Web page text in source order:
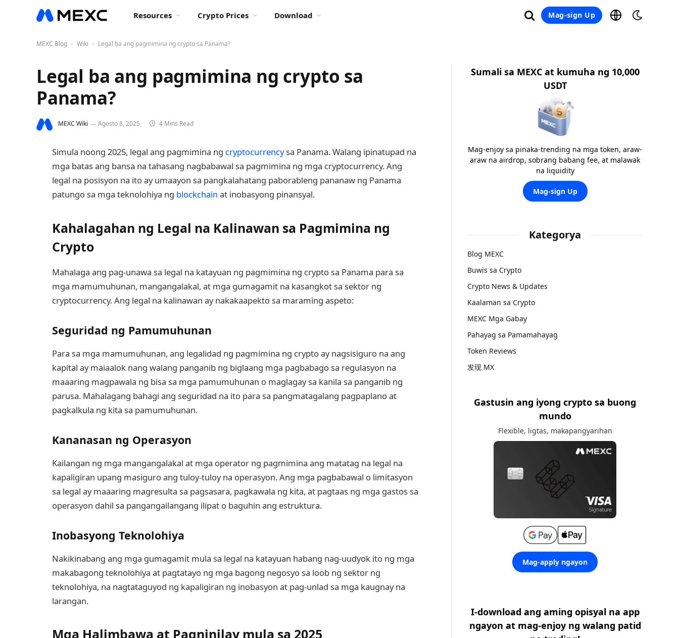
Resources Crypto Prices Download Mag-sign Up
MEXC Blog - Wiki - Legal ba ang pagmimina ng crypto sa Panama?
Legal ba ang pagmimina ng crypto sa
Panama?
MEXC Wiki Agosto 8, 2025 4 Mins Read
Simula noong 2025, legal ang pagmimina ng cryptocurrencysa Panama. Walang ipinatupad na
mga batas ang bansa na tahasang nagbabawal sa pagmimina ng mga cryptocurrency. Ang
legal na posisyon na ito ay umaayon sa pangkalahatang paborableng pananaw ng Panama
patungo sa mga teknolohiya ng blockchain at inobasyong pinansyal.
Kahalagahan ng Legal na Kalinawan sa Pagmimina ng
Crypto
Mahalaga ang pag-unawa sa legal na katayuan ng pagmimina ng crypto sa Panama para sa
mga mamumuhunan, mangangalakal, at mga gumagamit na kasangkot sa sektor ng
cryptocurrency. Ang legal na kalinawan ay nakakaapekto sa maraming aspeto:
Seguridad ng Pamumuhunan
Para sa mga mamumuhunan, ang legalidad ng pagmimina ng crypto ay nagsisiguro na ang
kapital ay maiaalok nang walang panganib ng biglaang mga pagbabago sa regulasyon na
maaaring magpawala ng bisa sa mga pamumuhunan o maglagay sa kanila sa panganib ng
parusa. Mahalagang bahagi ang seguridad na ito para sa pangmatagalang pagpaplano at
pagkalkula ng kita sa pamumuhunan.
Kananasan ng Operasyon
Kailangan ng mga mangangalakal at mga operator ng pagmimina ang matatag na legal na
kapaligiran upang masiguro ang tuloy-tuloy na operasyon. Ang mga pagbabawal o limitasyon
sa legal ay maaaring magresulta sa pagsasara, pagkawala ng kita, at pagtaas ng mga gastos sa
operasyon dahil sa pangangailangang ilipat o baguhin ang estruktura.
Inobasyong Teknolohiya
Nakikinabang ang mga gumagamit mula sa legal na katayuan habang nag-uudyok ito ng mga
makabagong teknolohiya at pagtatayo ng mga bagong negosyo sa loob ng sektor ng
teknolohiya, na nagtataguyod ng kapaligiran ng inobasyon at pag-unlad sa mga kaugnay na
larangan.
Mga Halimbawa at Pagninilay mula sa 2025
Sumali sa MEXC at kumuha ng 10,000
USDT
Mag-enjoy sa pinaka-trending na mga token, araw-
araw na airdrop, sobrang babang fee, at malawak
na liquidity
Mag-sign Up
Kategorya
Blog MEXC
Buwis sa Crypto
Crypto News & Updates
Kaalaman sa Crypto
MEXC Mga Gabay
Pahayag sa Pamamahayag
Token Reviews
发现 MX
Gastusin ang iyong crypto sa buong
mundo
Flexible, ligtas, makapangyarihan
Mag-apply ngayon
I-download ang aming opisyal na app
ngayon at mag-enjoy ng walang patid